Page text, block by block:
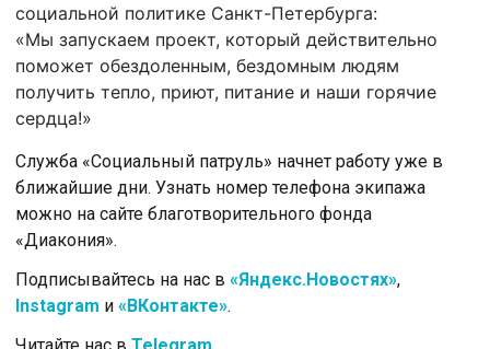
социальной политике Санкт-Петербурга:
«Мы запускаем проект, который действительно
поможет обездоленным, бездомным людям
получить тепло, приют, питание и наши горячие
сердца!»
Служба «Социальный патруль» начнет работу уже в
ближайшие дни. Узнать номер телефона экипажа
можно на сайте благотворительного фонда
«Диакония».
Подписывайтесь на нас в «Яндекс.Новостях»,
Instagram и «ВКонтакте».